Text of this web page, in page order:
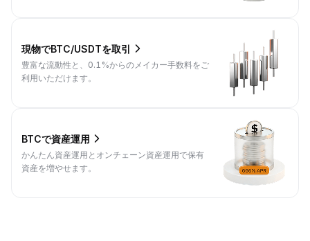
現物でBTC/USDTを取引
豊富な流動性と、0.1%からのメイカー手数料をご
利用いただけます。
BTCで資産運用
かんたん資産運用とオンチェーン資産運用で保有
資産を増やせます。